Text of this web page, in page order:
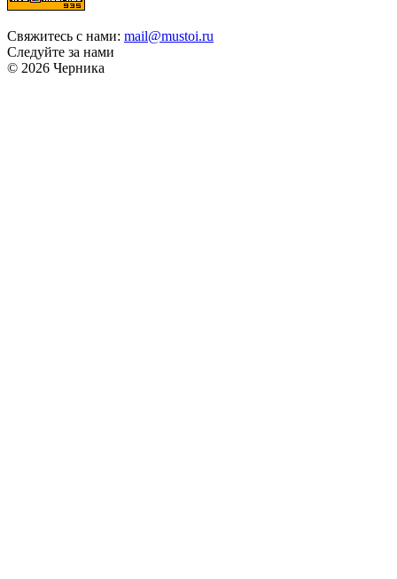
Свяжитесь с нами: mail@mustoi.ru
Следуйте за нами
© 2026 Черника